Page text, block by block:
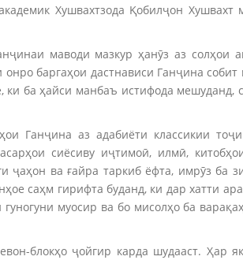
Хушвахтзода Қобилҷон Хушвахт
маводи мазкур ҳанӯз аз солҳои
баргаҳои дастнависи Ганҷи­на собит
ба ҳайси манбаъ истифода мешуданд,
Ганҷина аз адабиёти классикии
сиёсиву иҷтимоӣ, илмӣ,
ҷаҳон ва ғайра таркиб ёфта, имрӯз ба
саҳм гирифта буданд, ки дар хатти
муосир ва бо мисолҳо ба
блокҳо ҷойгир карда шудааст. Ҳар